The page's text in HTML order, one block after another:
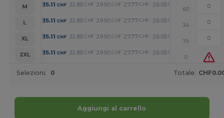
M
35.11 CHF 32.85 CHF 29.50 CHF 27.77 CHF 26.05 CHF
60
L
35.11 CHF 32.85 CHF 29.50 CHF 27.77 CHF 26.05 CHF
34
XL
35.11 CHF 32.85 CHF 29.50 CHF 27.77 CHF 26.05 CHF
19
2XL
35.11 CHF 32.85 CHF 29.50 CHF 27.77 CHF 26.05 CHF
0
Selezioni: 0 Totale:
Aggiungi al carrello